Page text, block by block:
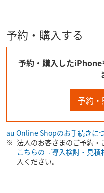
予約・購入する
予約・購入した
予約
au Online Shopのお手続きに
法人のお客さまのご予約
こちらの『導入検討・見積
入ください。